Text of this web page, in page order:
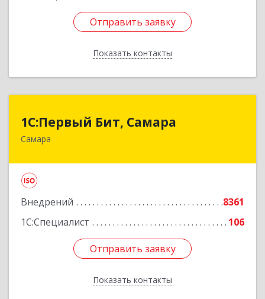
Отправить заявку
Показать контакты
Отправить заявку
Назад
1С:Первый Бит, Самара
Самара
Внедрений
8361
1С:Специалист
106
Отправить заявку
Показать контакты
1С:Первый Бит, Самара
443013, Самарская обл, Самара г, Дачная ул,
Отправить заявку
Назад